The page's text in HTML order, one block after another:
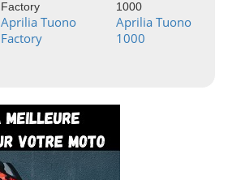
Aprilia Tuono
Factory
Aprilia Tuono
1000